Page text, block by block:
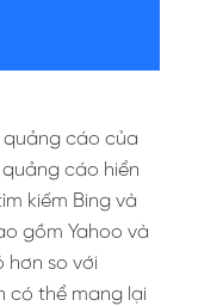
cáo của
cáo hiển
kiếm Bing và
gồm Yahoo và
hơn so với
có thể mang lại